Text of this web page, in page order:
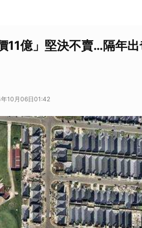
11億」堅決不賣…隔年
10月06日01:42